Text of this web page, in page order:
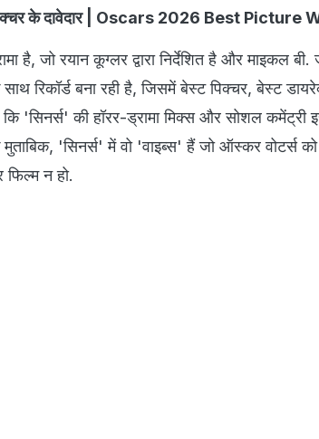
के दावेदार | Oscars 2026 Best
है, जो रयान कूग्लर द्वारा निर्देशित है और माइकल
रिकॉर्ड बना रही है, जिसमें बेस्ट पिक्चर, बेस्ट
कि 'सिनर्स' की हॉरर-ड्रामा मिक्स और सोशल
मुताबिक, 'सिनर्स' में वो 'वाइब्स' हैं जो ऑस्कर वोटर्स
न हो.